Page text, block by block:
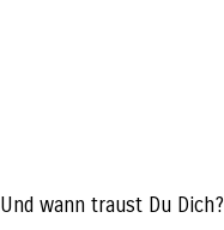
Und wann traust Du Dich?